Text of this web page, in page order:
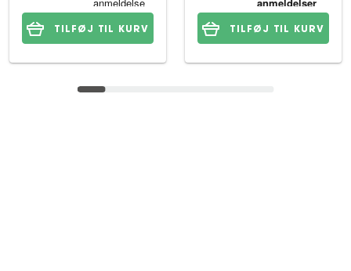
TILFØJ TIL KURV TILFØJ TIL KURV